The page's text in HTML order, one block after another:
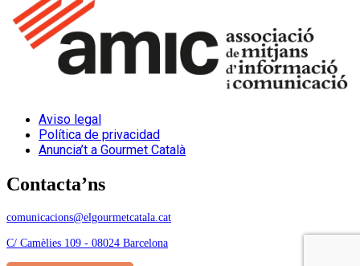
Aviso legal
Política de privacidad
Anuncia’t a Gourmet Català
Contacta’ns
comunicacions@elgourmetcatala.cat
C/ Camèlies 109 - 08024 Barcelona